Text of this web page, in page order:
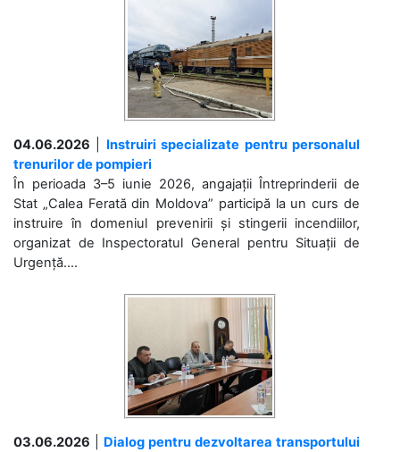
04.06.2026
Instruiri specializate pentru personalul
trenurilor de pompieri
În perioada 3–5 iunie 2026, angajații Întreprinderii de
Stat „Calea Ferată din Moldova” participă la un curs de
instruire în domeniul prevenirii și stingerii incendiilor,
organizat de Inspectoratul General pentru Situații de
Urgență....
03.06.2026
Dialog pentru dezvoltarea transportului